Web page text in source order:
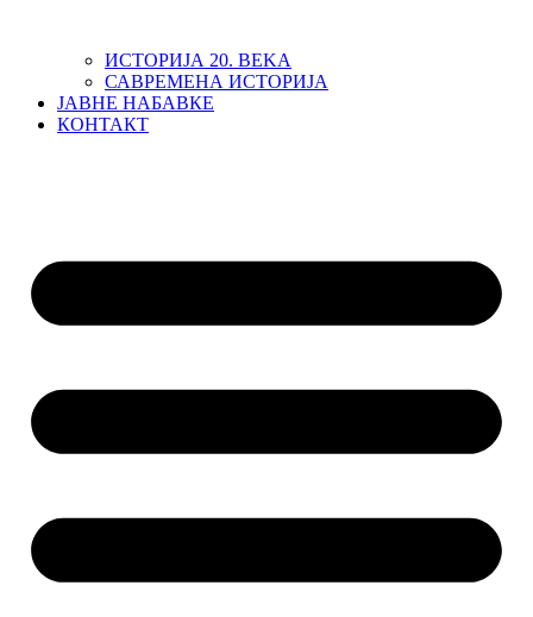
ИСТОРИЈА 20. ВЕKА
САВРЕМЕНА ИСТОРИЈА
ЈАВНЕ НАБАВКЕ
КОНТАКТ